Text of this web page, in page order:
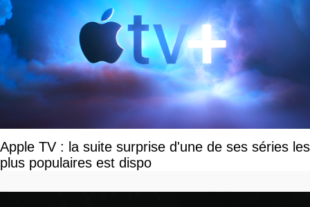
Apple TV : la suite surprise d'une de ses séries les
plus populaires est dispo